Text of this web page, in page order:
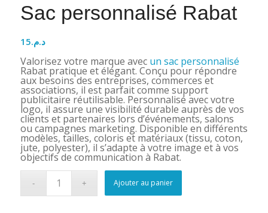
Sac personnalisé Rabat
د.م.15
Valorisez votre marque avecun sac personnalisé
Rabat pratique et élégant. Conçu pour répondre
aux besoins des entreprises, commerces et
associations, il est parfait comme support
publicitaire réutilisable. Personnalisé avec votre
logo, il assure une visibilité durable auprès de vos
clients et partenaires lors d’événements, salons
ou campagnes marketing. Disponible en différents
modèles, tailles, coloris et matériaux (tissu, coton,
jute, polyester), il s’adapte à votre image et à vos
objectifs de communication à Rabat.
Ajouter au panier